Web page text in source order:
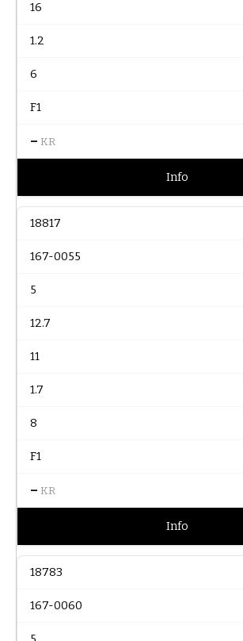
16
1.2
6
F1
– KR
Info
18817
167-0055
5
12.7
11
1.7
8
F1
– KR
Info
18783
167-0060